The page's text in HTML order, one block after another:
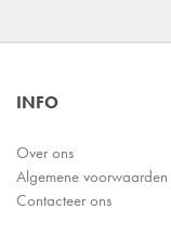
INFO
Over ons
Algemene voorwaarden
Contacteer ons